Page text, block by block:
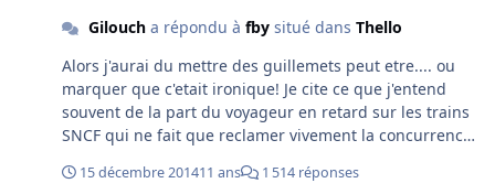
Giloucha répondu à fbysitué dans Thello
Alors j'aurai du mettre des guillemets peut etre.... ou
marquer que c'etait ironique! Je cite ce que j'entend
souvent de la part du voyageur en retard sur les trains
SNCF qui ne fait que reclamer vivement la concurrence
privé tout sera rose! (pas de panne, pas de suicide, pas
15 décembre 201411 ans 1 514 réponses